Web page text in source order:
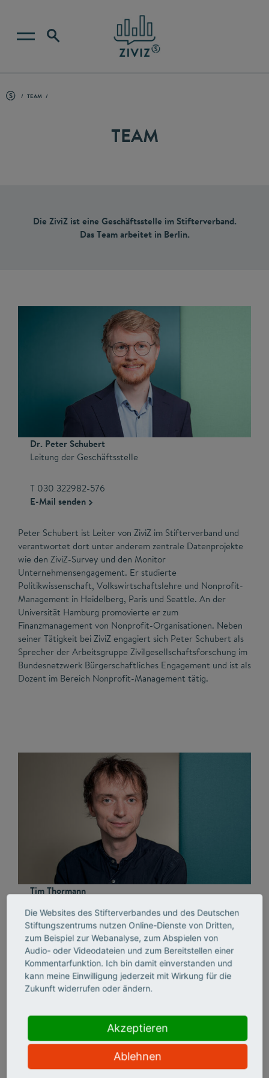
TEAM
TEAM
​Die ZiviZ ist eine Geschäftsstelle im Stifterverband.
Das Team arbeitet in Berlin.
Dr. Peter Schubert
Leitung der Geschäftsstelle
T 030 322982-576
E-Mail senden
Peter Schubert ist Leiter von ZiviZ im Stifterverband und
verantwortet dort unter anderem zentrale Datenprojekte
wie den ZiviZ-Survey und den Monitor
Unternehmensengagement. Er studierte
Politikwissenschaft, Volkswirtschaftslehre und Nonprofit-
Management in Heidelberg, Paris und Seattle. An der
Universität Hamburg promovierte er zum
Finanzmanagement von Nonprofit-Organisationen. Neben
seiner Tätigkeit bei ZiviZ engagiert sich Peter Schubert als
Sprecher der Arbeitsgruppe Zivilgesellschaftsforschung im
Bundesnetzwerk Bürgerschaftliches Engagement und ist als
Dozent im Bereich Nonprofit-Management tätig.
Tim Thormann
T 030 322982-363
E-Mail senden
Tim Thormann unterstützt das ZiviZ-Team seit Oktober
2025 bei datenbezogenen Aufgaben, zunächst als
Referent. Sein Interesse gilt besonders dem Zusammenspiel
gesellschaftlicher Entwicklungen und datenbasierter
Analysen. Er hat einen Master in Soziologie und
Politikwissenschaft an der Martin-Luther-Universität Halle-
Wittenberg erworben, war dort zuvor auch als
Die Websites des Stifterverbandes und des Deutschen
Stiftungszentrums nutzen Online-Dienste von Dritten,
zum Beispiel zur Webanalyse, zum Abspielen von
Audio- oder Videodateien und zum Bereitstellen einer
Kommentarfunktion. Ich bin damit einverstanden und
kann meine Einwilligung jederzeit mit Wirkung für die
Zukunft widerrufen oder ändern.
Akzeptieren
Ablehnen